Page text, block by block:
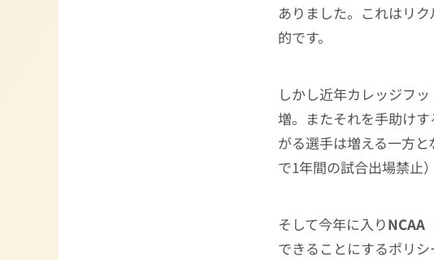
ありました。これはリ
的です。
しかし近年カレッジフ
増。またそれを手助け
がる選手は増える一方
で1年間の試合出場禁止
そして今年に入りNCAA
できることにするポリ